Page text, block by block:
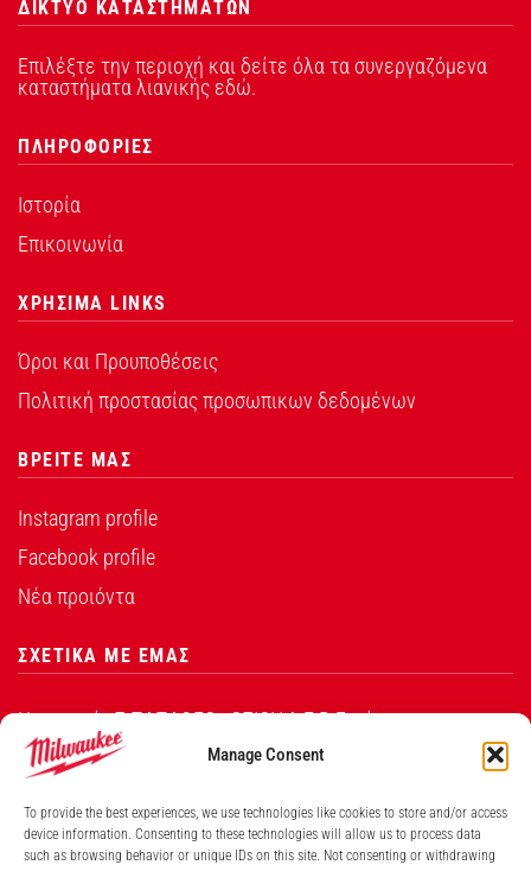
Manage Consent
To provide the best experiences, we use technologies like cookies to store and/or access
device information. Consenting to these technologies will allow us to process data
such as browsing behavior or unique IDs on this site. Not consenting or withdrawing
ΔΙΚΤΥΟ ΚΑΤΑΣΤΗΜΑΤΩΝ
Επιλέξτε την περιοχή και δείτε όλα τα συνεργαζόμενα
καταστήματα λιανικής εδώ.
ΠΛΗΡΟΦΟΡΙΕΣ
Ιστορία
Επικοινωνία
ΧΡΗΣΙΜΑ LINKS
Όροι και Προυποθέσεις
Πολιτική προστασίας προσωπικων δεδομένων
ΒΡΕΙΤΕ ΜΑΣ
Instagram profile
Facebook profile
Νέα προιόντα
ΣΧΕΤΙΚΑ ΜΕ ΕΜΑΣ
Η εταιρεία Σ.ΠΑΠΑΘΕΟ∆ΟΣΙΟΥ Α.Ε.Β.Ε. είναι ο
εξουσιοδοτημένος αντιπρόσωπος από την Techtronic
Industries Co. Ltd για τα προϊόντα που φέρουν το
λογότυπο Milwaukee στην Ελλάδα.